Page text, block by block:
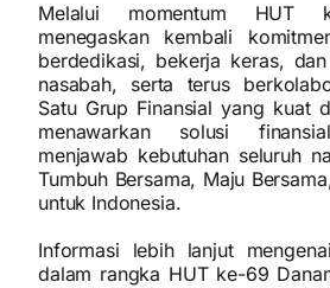
Melalui momentum HUT
menegaskan kembali
berdedikasi, bekerja keras,
nasabah, serta terus
Satu Grup Finansial yang kuat
menawarkan solusi
menjawab kebutuhan seluruh
Tumbuh Bersama, Maju
untuk Indonesia.
Informasi lebih lanjut
dalam rangka HUT ke-69